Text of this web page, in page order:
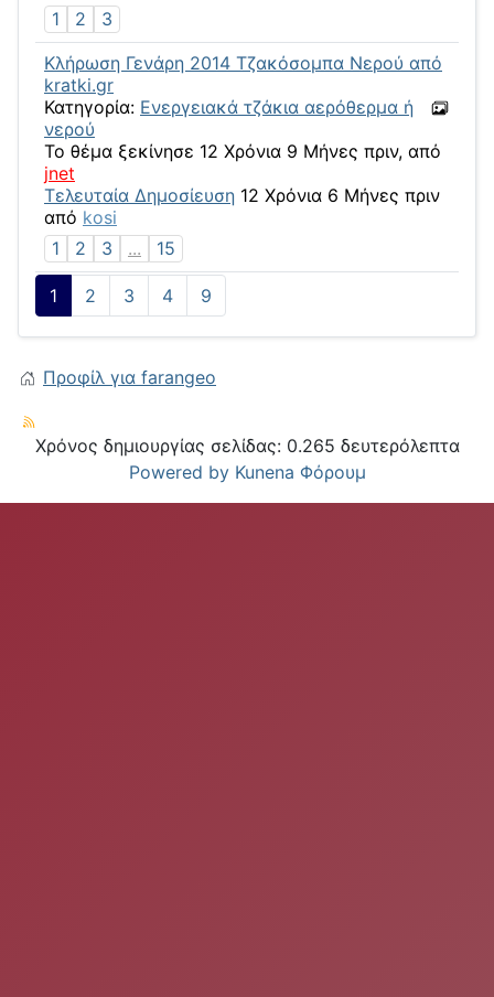
1
2
3
Κλήρωση Γενάρη 2014 Τζακόσομπα Νερού από
kratki.gr
Κατηγορία: Ενεργειακά τζάκια αερόθερμα ή
νερού
Το θέμα ξεκίνησε 12 Χρόνια 9 Μήνες πριν, από
jnet
Τελευταία Δημοσίευση 12 Χρόνια 6 Μήνες πριν
από kosi
1
2 3 ... 15
1 2 3 4 9
Προφίλ για farangeo
Χρόνος δημιουργίας σελίδας: 0.265 δευτερόλεπτα
Powered by Kunena Φόρουμ